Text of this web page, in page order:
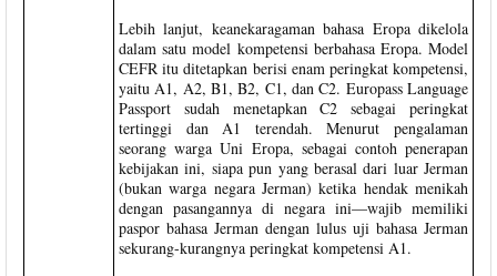
Lebih lanjut, keanekaragaman bahasa Eropa dikelola
dalam satu model kompetensi berbahasa Eropa. Model
CEFR itu ditetapkan berisi enam peringkat kompetensi,
yaitu A1, A2, B1, B2, C1, dan C2. Europass Language
Passport sudah menetapkan C2 sebagai peringkat
tertinggi dan A1 terendah. Menurut pengalaman
seorang warga Uni Eropa, sebagai contoh penerapan
kebijakan ini, siapa pun yang berasal dari luar Jerman
(bukan warga negara Jerman) ketika hendak menikah
dengan pasangannya di negara ini—wajib memiliki
paspor bahasa Jerman dengan lulus uji bahasa Jerman
sekurang-kurangnya peringkat kompetensi A1.